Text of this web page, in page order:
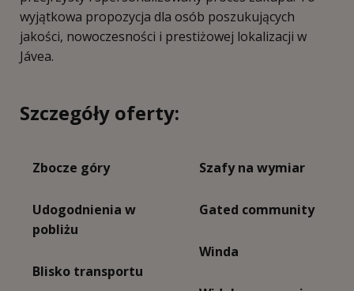
wyjątkowa propozycja dla osób poszukujących
jakości, nowoczesności i prestiżowej lokalizacji w
Jávea.
Szczegóły oferty:
Zbocze góry
Udogodnienia w
pobliżu
Blisko transportu
Szafy na wymiar
Gated community
Winda